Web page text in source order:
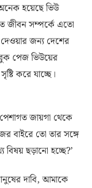
হয়েছে ভিউ
জীবন সম্পর্কে এতো
দেওয়ার জন্য দেশের
পেজ ভিউয়ের
করে যাচ্ছে।
জায়গা থেকে
বাইরে তো তার সঙ্গে
ছড়ানো হচ্ছে?’
দাবি, আমাকে